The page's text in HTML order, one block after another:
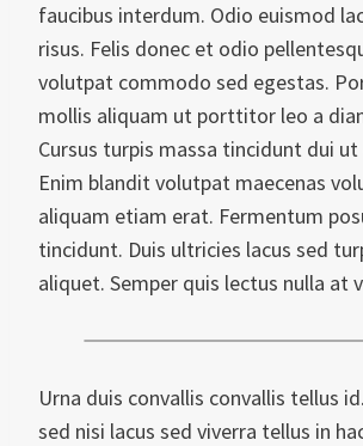
faucibus interdum. Odio euismod
risus. Felis donec et odio
volutpat commodo sed egestas.
mollis aliquam ut porttitor leo a
Cursus turpis massa tincidunt dui
Enim blandit volutpat maecenas
aliquam etiam erat. Fermentum
tincidunt. Duis ultricies lacus sed
aliquet. Semper quis lectus nulla at
Urna duis convallis convallis tellus
sed nisi lacus sed viverra tellus in